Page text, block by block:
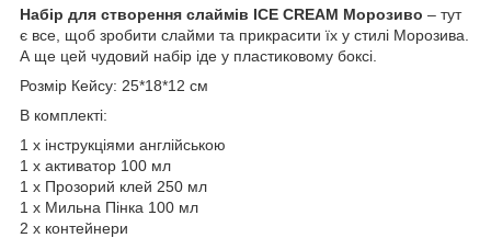
Набір для створення слаймів ICE CREAM Морозиво – тут
є все, щоб зробити слайми та прикрасити їх у стилі Морозива.
А ще цей чудовий набір іде у пластиковому боксі.
Розмір Кейсу: 25*18*12 см
В комплекті:
1 x інструкціями англійською
1 x активатор 100 мл
1 x Прозорий клей 250 мл
1 x Мильна Пінка 100 мл
2 х контейнери